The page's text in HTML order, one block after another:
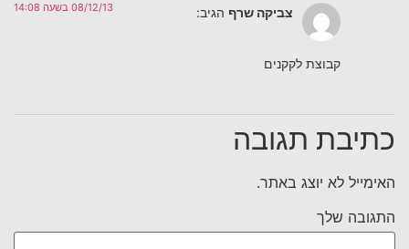
צביקה שרף הגיב: 08/12/13 בשעה 14:08
קבוצת לקקנים
כתיבת תגובה
האימייל לא יוצג באתר.
התגובה שלך